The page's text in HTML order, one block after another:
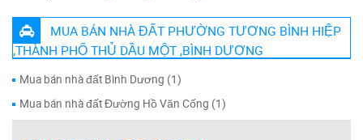
MUA BÁN NHÀ ĐẤT PHƯỜNG TƯƠNG BÌNH HIỆP
,THÀNH PHỐ THỦ DẦU MỘT ,BÌNH DƯƠNG
Mua bán nhà đất Bình Dương (1)
Mua bán nhà đất Đường Hồ Văn Cống (1)